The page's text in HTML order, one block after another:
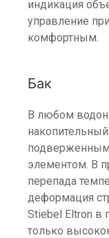
индикация
управление
комфортным.
Бак
В любом
подверженным
элементом. В
перепада
деформация
Stiebel Eltron в
только